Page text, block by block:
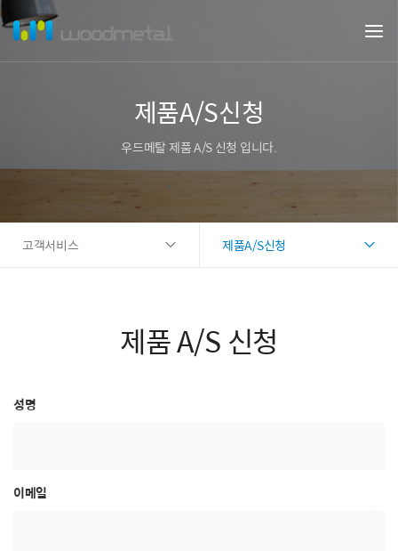
제품A/S신청
우드메탈 제품 A/S 신청 입니다.
고객서비스 제품A/S신청
제품 A/S 신청
성명
이메일